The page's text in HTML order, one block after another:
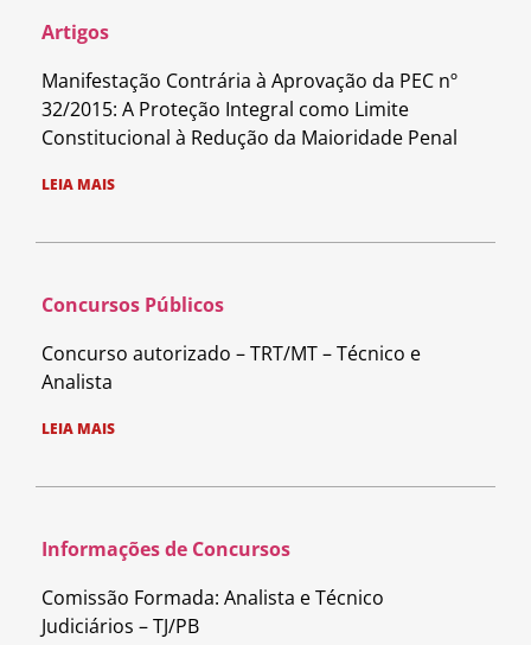
Artigos
Manifestação Contrária à Aprovação da PEC nº
32/2015: A Proteção Integral como Limite
Constitucional à Redução da Maioridade Penal
LEIA MAIS
Concursos Públicos
Concurso autorizado – TRT/MT – Técnico e
Analista
LEIA MAIS
Informações de Concursos
Comissão Formada: Analista e Técnico
Judiciários – TJ/PB